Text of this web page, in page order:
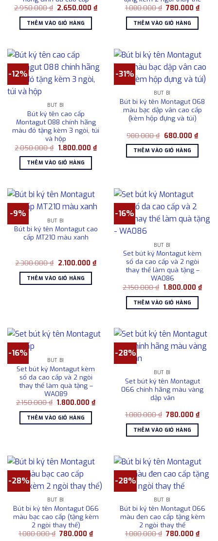
2.950.000₫ Giá
là:
2.950.000 ₫.
2.650.000₫Giá
hiện
2.650.000 ₫.
THÊM VÀO GIỎ HÀNG
1.080.000₫ Giá
là:
1.080.000 ₫.
780.000₫Giá
hiện
THÊM VÀO GIỎ HÀNG
-12%
BÚT BI
Bút ký tên cao cấp
Montagut 088 chính hãng
màu đỏ tặng kèm 3 ngòi, túi
và hộp
2.050.000₫ Giá
là:
2.050.000 ₫.
1.800.000 ₫Giá
hiện
THÊM VÀO GIỎ HÀNG
-31%
BÚT BI
Bút bi ký tên Montagut 068
màu bạc dập vân cao cấp
(kèm hộp đựng và túi)
980.000₫ Giá
là:
980.000 ₫.
680.000 ₫Giá
hiện
tại
THÊM VÀO GIỎ HÀNG
-9%
BÚT BI
Bút bi ký tên Montagut cao
cấp MT210 màu xanh
2.300.000₫ Giá
là:
2.300.000 ₫.
2.100.000 ₫Giá
hiện
2.100.000 ₫.
THÊM VÀO GIỎ HÀNG
-16%
BÚT BI
Set bút ký Montagut kèm
sổ da cao cấp và 2 ngòi
thay thế làm quà tặng –
WA086
2.150.000₫ Giá
là:
2.150.000 ₫.
1.800.000₫Giá
hiện
THÊM VÀO GIỎ HÀNG
-16%
BÚT BI
Set bút ký Montagut kèm
sổ da cao cấp và 2 ngòi
thay thế làm quà tặng –
WA089
2.150.000₫ Giá
là:
2.150.000 ₫.
1.800.000₫Giá
hiện
1.800.000 ₫.
THÊM VÀO GIỎ HÀNG
-28%
BÚT BI
Set bút ký tên Montagut
066 chính hãng màu vàng
dập vân
1.080.000₫ Giá
là:
1.080.000 ₫.
780.000₫Giá
hiện
THÊM VÀO GIỎ HÀNG
-28%
BÚT BI
Bút bi ký tên Montagut 066
màu bạc cao cấp (tặng kèm
2 ngòi thay thế)
1.080.000₫ Giá
780.000₫Giá
-28%
BÚT BI
Bút bi ký tên Montagut 066
màu đen cao cấp tặng kèm
2 ngòi thay thế
1.080.000₫ Giá
780.000₫Giá